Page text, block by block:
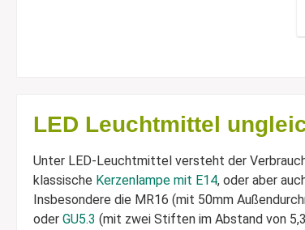
LED Leuchtmittel
Unter LED-Leuchtmittel versteht der
klassische Kerzenlampe mit E14, oder aber
Insbesondere die MR16 (mit 50mm
oder GU5.3 (mit zwei Stiften im Abstand von